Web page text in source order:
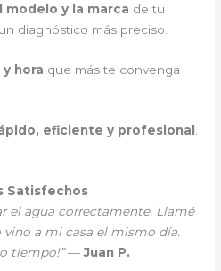
modelo y la marca de tu
diagnóstico más preciso.
hora que más te convenga
eficiente y profesional
Satisfechos
el agua correctamente. Llamé
a mi casa el mismo día.
tiempo!”—Juan P.